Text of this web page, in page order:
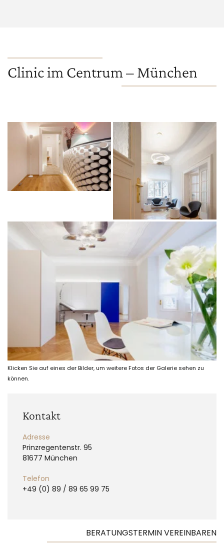
Clinic im Centrum – München
Klicken Sie auf eines der Bilder, um weitere Fotos der Galerie sehen zu
können.
Kontakt
Adresse
Prinzregentenstr. 95
81677 München
Telefon
+49 (0) 89 / 89 65 99 75
BERATUNGSTERMIN VEREINBAREN